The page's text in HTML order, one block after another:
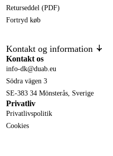
Returseddel (PDF)
Fortryd køb
Kontakt og information
Kontakt os
info-dk@duab.eu
Södra vägen 3
SE-383 34 Mönsterås, Sverige
Privatliv
Privatlivspolitik
Cookies